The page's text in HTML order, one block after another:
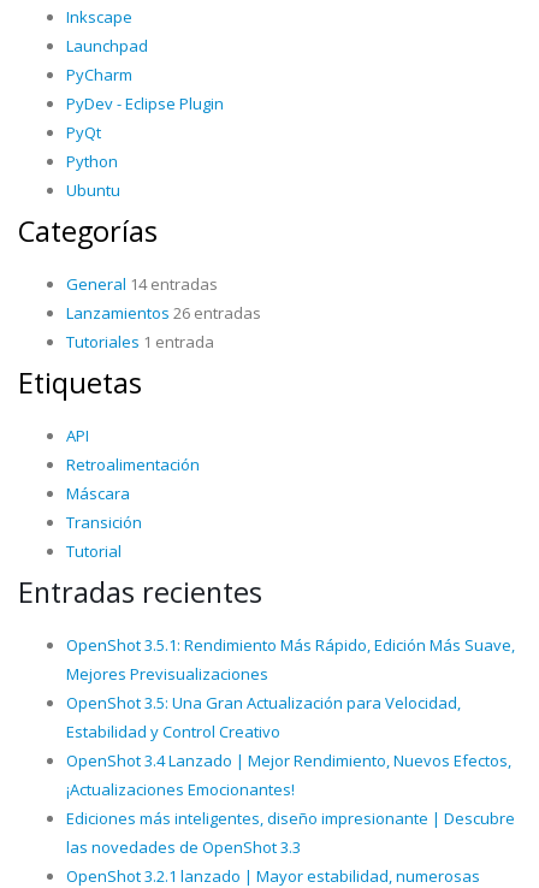
Inkscape
Launchpad
PyCharm
PyDev - Eclipse Plugin
PyQt
Python
Ubuntu
Categorías
General 14 entradas
Lanzamientos 26 entradas
Tutoriales 1 entrada
Etiquetas
API
Retroalimentación
Máscara
Transición
Tutorial
Entradas recientes
OpenShot 3.5.1: Rendimiento Más Rápido, Edición Más Suave,
Mejores Previsualizaciones
OpenShot 3.5: Una Gran Actualización para Velocidad,
Estabilidad y Control Creativo
OpenShot 3.4 Lanzado | Mejor Rendimiento, Nuevos Efectos,
¡Actualizaciones Emocionantes!
Ediciones más inteligentes, diseño impresionante | Descubre
las novedades de OpenShot 3.3
OpenShot 3.2.1 lanzado | Mayor estabilidad, numerosas